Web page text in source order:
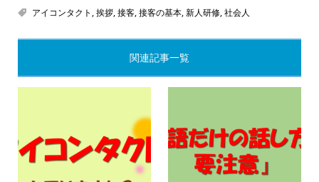
アイコンタクト ,挨拶,接客,接客の基本,新人研修,社会人
関連記事一覧